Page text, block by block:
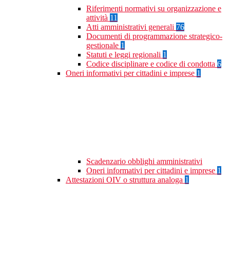
Riferimenti normativi su organizzazione e
attività 11
Atti amministrativi generali 76
Documenti di programmazione strategico-
gestionale 1
Statuti e leggi regionali 1
Codice disciplinare e codice di condotta 6
Oneri informativi per cittadini e imprese 1
Scadenzario obblighi amministrativi
Oneri informativi per cittadini e imprese 1
Attestazioni OIV o struttura analoga 1